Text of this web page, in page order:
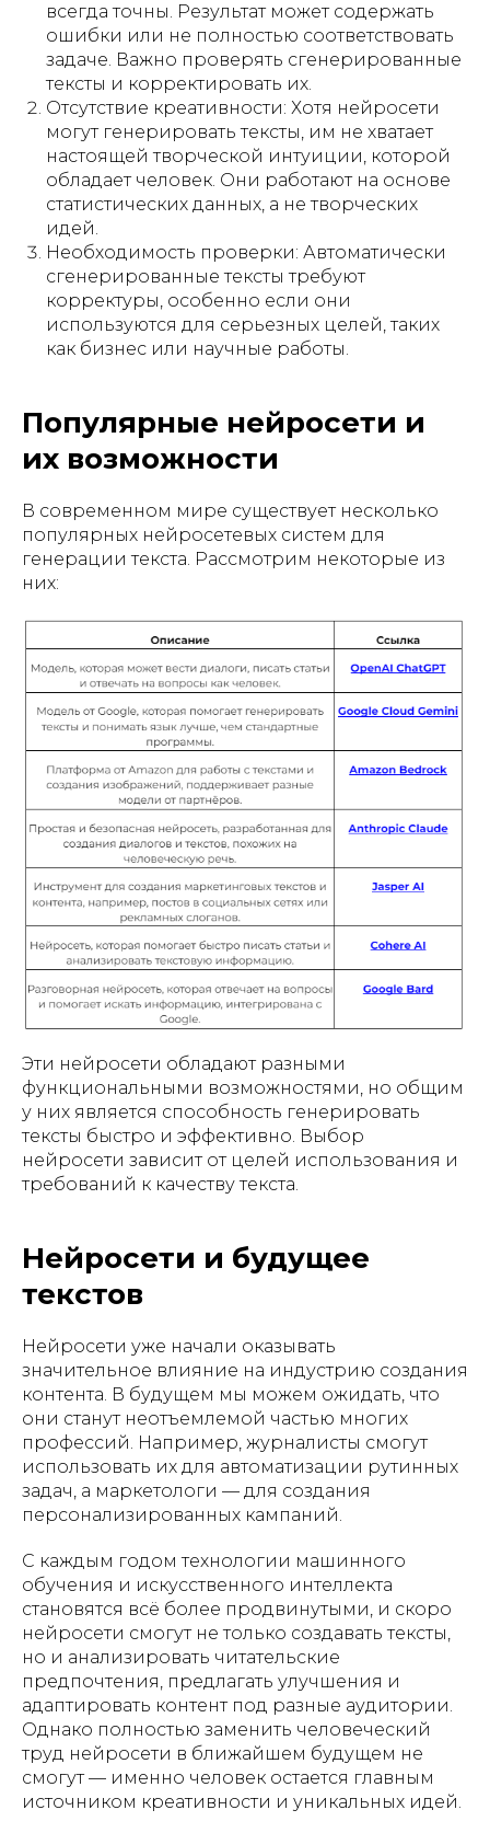
всегда точны. Результат может содержать
ошибки или не полностью соответствовать
задаче. Важно проверять сгенерированные
тексты и корректировать их.
Отсутствие креативности: Хотя нейросети
могут генерировать тексты, им не хватает
настоящей творческой интуиции, которой
обладает человек. Они работают на основе
статистических данных, а не творческих
идей.
Необходимость проверки: Автоматически
сгенерированные тексты требуют
корректуры, особенно если они
используются для серьезных целей, таких
как бизнес или научные работы.
Популярные нейросети и
их возможности
В современном мире существует несколько
популярных нейросетевых систем для
генерации текста. Рассмотрим некоторые из
них:
Эти нейросети обладают разными
функциональными возможностями, но общим
у них является способность генерировать
тексты быстро и эффективно. Выбор
нейросети зависит от целей использования и
требований к качеству текста.
Нейросети и будущее
текстов
Нейросети уже начали оказывать
значительное влияние на индустрию создания
контента. В будущем мы можем ожидать, что
они станут неотъемлемой частью многих
профессий. Например, журналисты смогут
использовать их для автоматизации рутинных
задач, а маркетологи — для создания
персонализированных кампаний.
С каждым годом технологии машинного
обучения и искусственного интеллекта
становятся всё более продвинутыми, и скоро
нейросети смогут не только создавать тексты,
но и анализировать читательские
предпочтения, предлагать улучшения и
адаптировать контент под разные аудитории.
Однако полностью заменить человеческий
труд нейросети в ближайшем будущем не
смогут — именно человек остается главным
источником креативности и уникальных идей.